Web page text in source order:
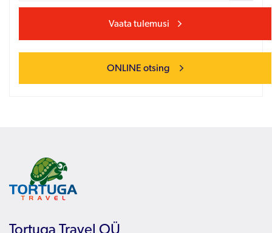
Vaata tulemusi
ONLINE otsing
Tortuga Travel OÜ